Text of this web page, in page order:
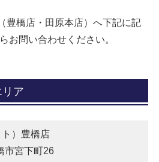
豊橋店・田原本店）へ下記に記
お問い合わせください。
ア
）豊橋店
市宮下町26